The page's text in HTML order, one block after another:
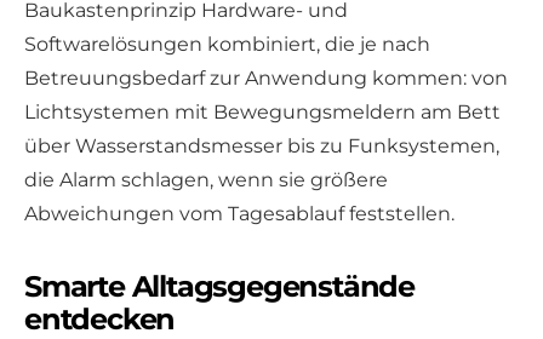
Baukastenprinzip Hardware- und
Softwarelösungen kombiniert, die je nach
Betreuungsbedarf zur Anwendung kommen: von
Lichtsystemen mit Bewegungsmeldern am Bett
über Wasserstandsmesser bis zu Funksystemen,
die Alarm schlagen, wenn sie größere
Abweichungen vom Tagesablauf feststellen.
Smarte Alltagsgegenstände
entdecken